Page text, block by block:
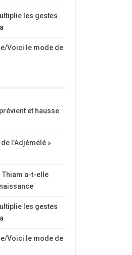
les gestes
Voici le mode de
et hausse
l’Adjémélé »
Thiam a-t-elle
les gestes
Voici le mode de